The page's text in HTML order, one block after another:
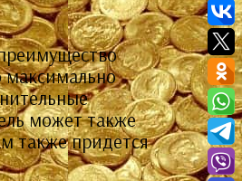
максимально
может также
также придется